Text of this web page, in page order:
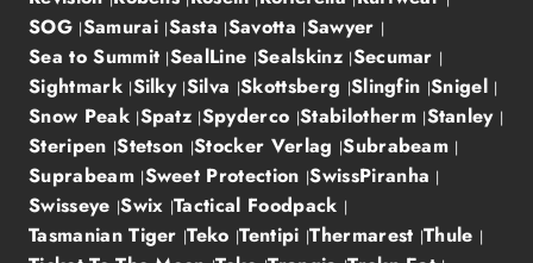
SOG Samurai Sasta Savotta Sawyer
Sea to Summit SealLine Sealskinz Secumar
Sightmark Silky Silva Skottsberg Slingfin Snigel
Snow Peak Spatz Spyderco Stabilotherm Stanley
Steripen Stetson Stocker Verlag Subrabeam
Suprabeam Sweet Protection SwissPiranha
Swisseye Swix Tactical Foodpack
Tasmanian Tiger Teko Tentipi Thermarest Thule